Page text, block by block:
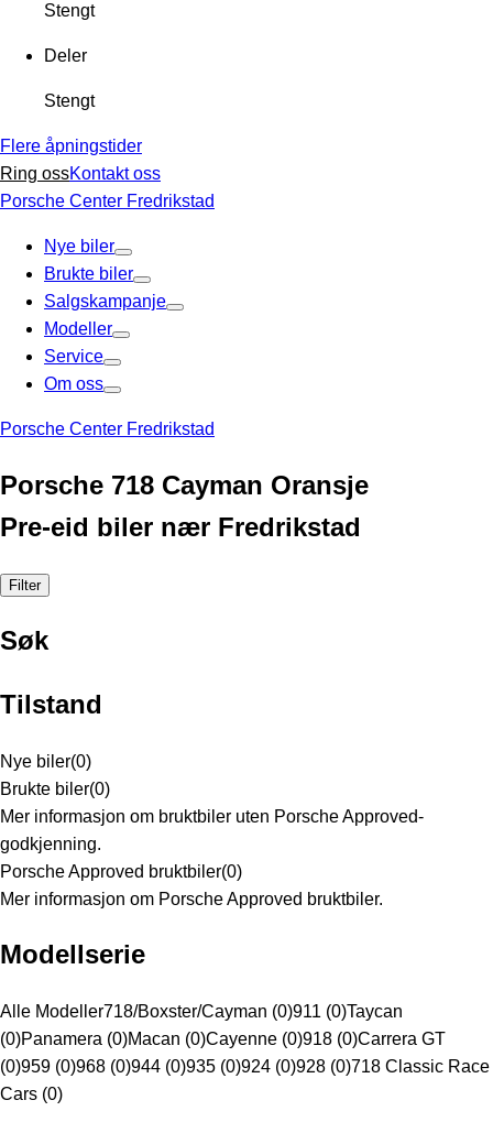
Stengt
Deler
Stengt
Flere åpningstider
Ring ossKontakt oss
Porsche Center Fredrikstad
Nye biler
Brukte biler
Salgskampanje
Modeller
Service
Om oss
Porsche Center Fredrikstad
Porsche 718 Cayman Oransje
Pre-eid biler nær Fredrikstad
Filter
Søk
Tilstand
Nye biler(0)
Brukte biler(0)
Mer informasjon om bruktbiler uten Porsche Approved-
godkjenning.
Porsche Approved bruktbiler(0)
Mer informasjon om Porsche Approved bruktbiler.
Modellserie
Alle Modeller718/Boxster/Cayman (0)911 (0)Taycan
(0)Panamera (0)Macan (0)Cayenne (0)918 (0)Carrera GT
(0)959 (0)968 (0)944 (0)935 (0)924 (0)928 (0)718 Classic Race
Cars (0)